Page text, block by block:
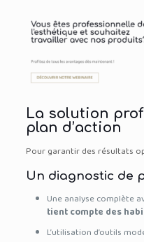
La solution
plan d’action
Pour garantir des résultats
Un diagnostic de
Une analyse complète
tient compte des
L’utilisation d’outils